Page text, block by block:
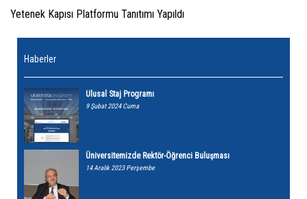
Yetenek Kapısı Platformu Tanıtımı Yapıldı
Haberler
Ulusal Staj Programı
9 Şubat 2024 Cuma
Üniversitemizde Rektör-Öğrenci Buluşması
14 Aralık 2023 Perşembe